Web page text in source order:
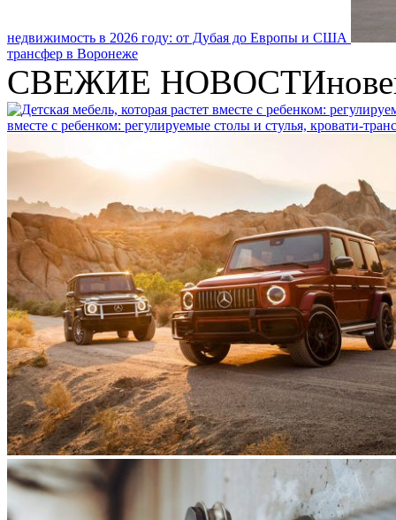
недвижимость в 2026 году: от Дубая до Европы и США
трансфер в Воронеже
СВЕЖИЕ НОВОСТИ
вместе с ребенком: регулируемые столы и стулья, кровати-